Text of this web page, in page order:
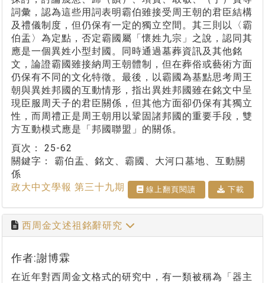
詞彙，認為這些用詞表明霸伯雖接受周王朝的君臣結構
及禮儀制度，但仍保有一定的獨立空間。其三則以〈霸
伯盂〉為定點，否定霸國屬「懷姓九宗」之說，認同其
應是一個異姓小型封國。同時通過墓葬資訊及其他銘
文，論證霸國雖接納周王朝體制，但在葬俗或藝術方面
仍保有不同的文化特徵。最後，以霸國為基點思考周王
朝與異姓邦國的互動情形，指出異姓邦國雖在銘文中呈
現臣服周天子的君臣關係，但其他方面卻仍保有其獨立
性，而周禮正是周王朝用以鞏固諸邦國的重要手段，雙
方互動模式應是「邦國聯盟」的關係。
頁次： 25-62
關鍵字： 霸伯盂、銘文、霸國、大河口墓地、互動關
係
政大中文學報 第三十九期
線上翻⾴閱讀 下載
西周金文述祖銘辭研究
作者:謝博霖
在近年對西周金文格式的研究中，有一類被稱為「器主